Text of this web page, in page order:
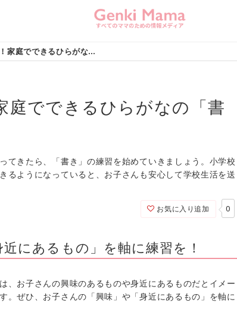
元教師が教える！家庭でできるひらがなの「書き」の身につけ方 (page 2)
庭でできるひらがなの「書
てきたら、「書き」の練習を始めていきましょう。小学校
るようになっていると、お子さんも安心して学校生活を送
お気に入り追加 0
にあるもの」を軸に練習を！
、お子さんの興味のあるものや身近にあるものだとイメー
。ぜひ、お子さんの「興味」や「身近にあるもの」を軸に